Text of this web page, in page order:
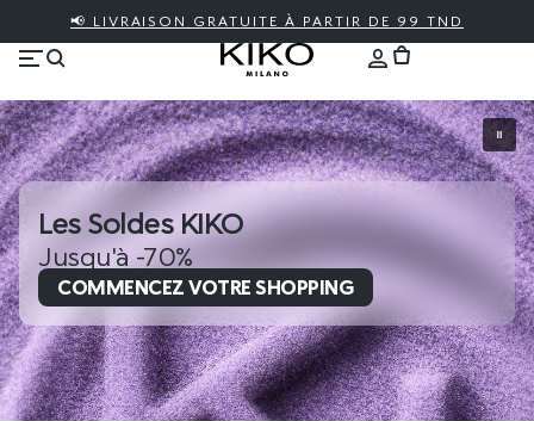
📢 LIVRAISON GRATUITE À PARTIR DE 99 TND
Les Soldes KIKO
Jusqu'à -70%
COMMENCEZ VOTRE SHOPPING